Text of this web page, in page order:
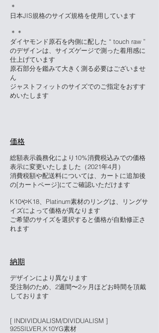
＊
日本JIS規格のサイズ規格を使用しています
＊＊
ダイヤモンド原石を内側に配した “ touch raw ”
のデザインは、サイズゲージで測った着用感に
仕上げています
原石部分を鑑みて大きく測る必要はございませ
ん
ジャストフィットのサイズでのご指定をおすす
めいたします
​価格
総額表示義務化により10%消費税込みでの価格
表示に変更いたしました（2021年4月）
消費税額や配送料については、カートに追加後
の[カートページ]にてご確認いただけます
K10やK18、Platinum素材のリングは、リングサ
イズによって価格が異なります
ご希望のサイズを選択すると価格が自動修正さ
れます
​納期
デザインにより異なります
受注制のため、2週間〜2ヶ月ほどお時間を頂戴
しております
[ INDIVIDUALISM/DIVIDUALISM ]
925SILVER,K10YG素材